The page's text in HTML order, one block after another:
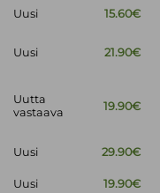
Uusi
15.60€
Uusi 21.90€
Uutta
vastaava
19.90€
Uusi 29.90€
Uusi 19.90€